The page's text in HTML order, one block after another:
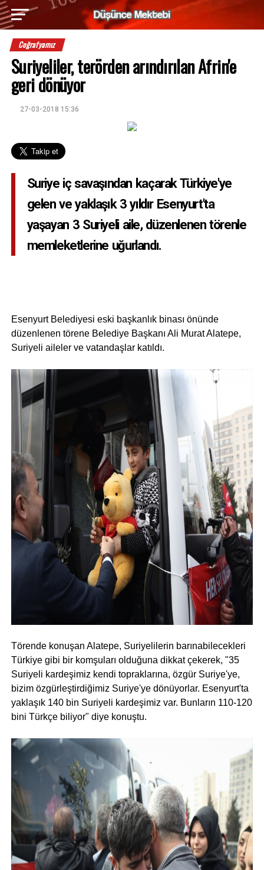
Coğrafyamız
Suriyeliler, terörden arındırılan Afrin'e
geri dönüyor
27-03-2018 15:36
Suriye iç savaşından kaçarak Türkiye'ye
gelen ve yaklaşık 3 yıldır Esenyurt'ta
yaşayan 3 Suriyeli aile, düzenlenen törenle
memleketlerine uğurlandı.
Esenyurt Belediyesi eski başkanlık binası önünde
düzenlenen törene Belediye Başkanı Ali Murat Alatepe,
Suriyeli aileler ve vatandaşlar katıldı.
Törende konuşan Alatepe, Suriyelilerin barınabilecekleri
Türkiye gibi bir komşuları olduğuna dikkat çekerek, "35
Suriyeli kardeşimiz kendi topraklarına, özgür Suriye'ye,
bizim özgürleştirdiğimiz Suriye'ye dönüyorlar. Esenyurt'ta
yaklaşık 140 bin Suriyeli kardeşimiz var. Bunların 110-120
bini Türkçe biliyor" diye konuştu.